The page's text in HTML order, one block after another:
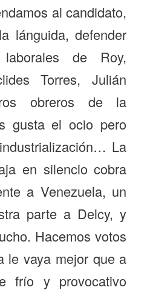
al candidato,
lánguida, defender
de Roy,
Torres, Julián
obreros de la
gusta el ocio pero
La
en silencio cobra
a Venezuela, un
parte a Delcy, y
Hacemos votos
le vaya mejor que a
frío y provocativo